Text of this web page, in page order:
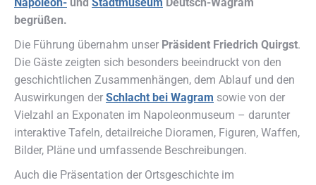
begrüßen.
Die Führung übernahm unser Präsident Friedrich Quirgst.
Die Gäste zeigten sich besonders beeindruckt von den
geschichtlichen Zusammenhängen, dem Ablauf und den
Auswirkungen der Schlacht bei Wagram sowie von der
Vielzahl an Exponaten im Napoleonmuseum – darunter
interaktive Tafeln, detailreiche Dioramen, Figuren, Waffen,
Bilder, Pläne und umfassende Beschreibungen.
Auch die Präsentation der Ortsgeschichte im